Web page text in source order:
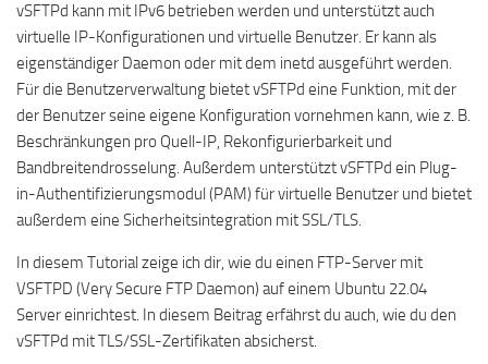
vSFTPd kann mit IPv6 betrieben werden und unterstützt auch
virtuelle IP-Konfigurationen und virtuelle Benutzer. Er kann als
eigenständiger Daemon oder mit dem inetd ausgeführt werden.
Für die Benutzerverwaltung bietet vSFTPd eine Funktion, mit der
der Benutzer seine eigene Konfiguration vornehmen kann, wie z. B.
Beschränkungen pro Quell-IP, Rekonfigurierbarkeit und
Bandbreitendrosselung. Außerdem unterstützt vSFTPd ein Plug-
in-Authentifizierungsmodul (PAM) für virtuelle Benutzer und bietet
außerdem eine Sicherheitsintegration mit SSL/TLS.
In diesem Tutorial zeige ich dir, wie du einen FTP-Server mit
VSFTPD (Very Secure FTP Daemon) auf einem Ubuntu 22.04
Server einrichtest. In diesem Beitrag erfährst du auch, wie du den
vSFTPd mit TLS/SSL-Zertifikaten absicherst.